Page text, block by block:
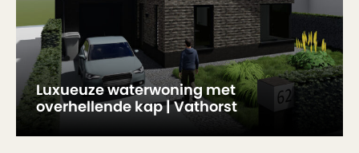
Luxueuze waterwoning met
overhellende kap | Vathorst